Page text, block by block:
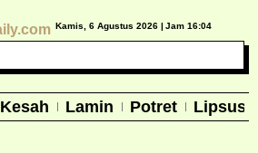
Kamis, 6 Agustus 2026 | Jam 16:04
Kesah Lamin Potret Lipsus